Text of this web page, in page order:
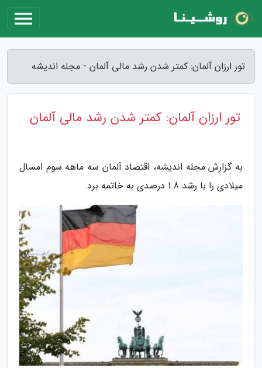
تور ارزان آلمان: کمتر شدن رشد مالی آلمان - مجله اندیشه
تور ارزان آلمان: کمتر شدن رشد مالی آلمان
به گزارش مجله اندیشه، اقتصاد آلمان سه ماهه سوم امسال
میلادی را با رشد 1.8 درصدی به خاتمه برد.